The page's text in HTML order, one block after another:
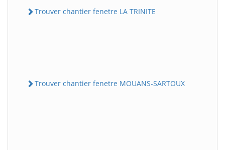
Trouver chantier fenetre LA TRINITE
Trouver chantier fenetre MOUANS-SARTOUX